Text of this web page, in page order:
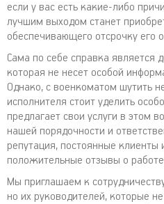
если у вас есть какие-либо
лучшим выходом станет
обеспечивающего отсрочку его
Сама по себе справка является
которая не несет особой
Однако, с военкоматом шутить
исполнителя стоит уделить
предлагает свои услуги в этом
нашей порядочности и
репутация, постоянные клиенты
положительные отзывы о
Мы приглашаем к
но их руководителей, которые